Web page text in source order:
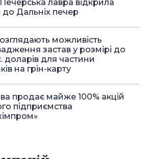
лавра відкрила
до Дальніх печер
можливість
застав у розмірі до
доларів для частини
на грін-карту
продає майже 100% акцій
підприємства